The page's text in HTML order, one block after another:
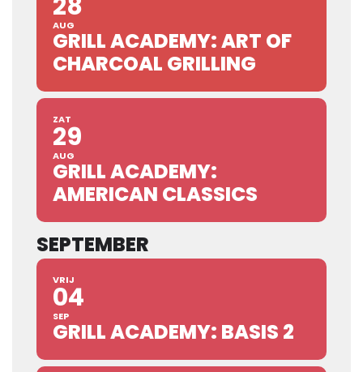
AUG
GRILL ACADEMY: ART OF
CHARCOAL GRILLING
ZAT
29
AUG
GRILL ACADEMY:
AMERICAN CLASSICS
SEPTEMBER
VRIJ
04
SEP
GRILL ACADEMY: BASIS 2